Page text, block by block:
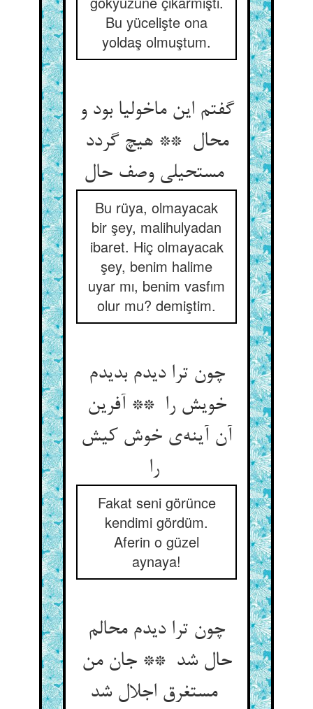
Bu yücelişte ona
yoldaş olmuştum.
گفتم این ماخولیا بود و
محال ** هیچ گردد
مستحیلی وصف حال
Bu rüya, olmayacak
bir şey, malihulyadan
ibaret. Hiç olmayacak
şey, benim halime
uyar mı, benim vasfım
olur mu? demiştim.
چون ترا دیدم بدیدم
خویش را ** آفرین
آن آینه‌ی خوش کیش
را
Fakat seni görünce
kendimi gördüm.
Aferin o güzel
aynaya!
چون ترا دیدم محالم
حال شد ** جان من
مستغرق اجلال شد